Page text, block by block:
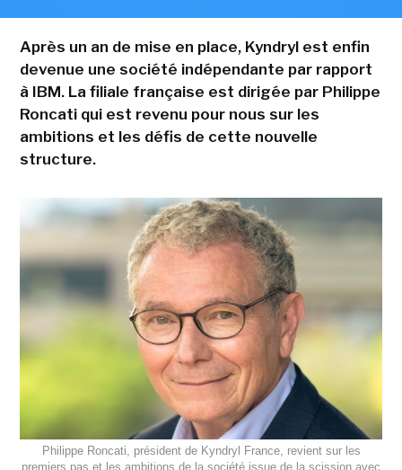
Après un an de mise en place, Kyndryl est enfin
devenue une société indépendante par rapport
à IBM. La filiale française est dirigée par Philippe
Roncati qui est revenu pour nous sur les
ambitions et les défis de cette nouvelle
structure.
Philippe Roncati, président de Kyndryl France, revient sur les
premiers pas et les ambitions de la société issue de la scission avec